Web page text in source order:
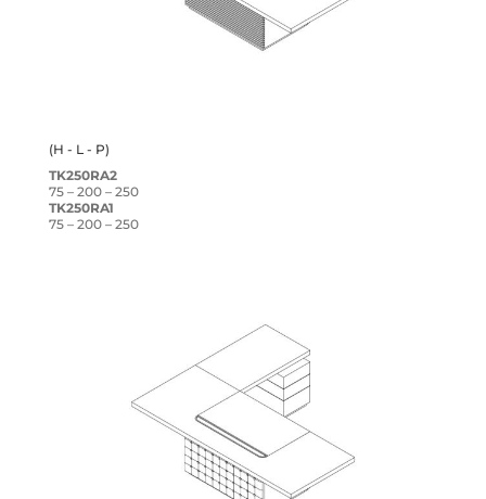
(H - L - P)
TK250RA2
75 – 200 – 250
TK250RA1
75 – 200 – 250